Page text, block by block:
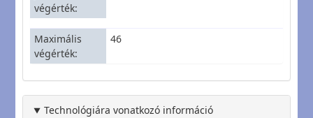
végérték
Maximális
végérték
46
Technológiára vonatkozó információ